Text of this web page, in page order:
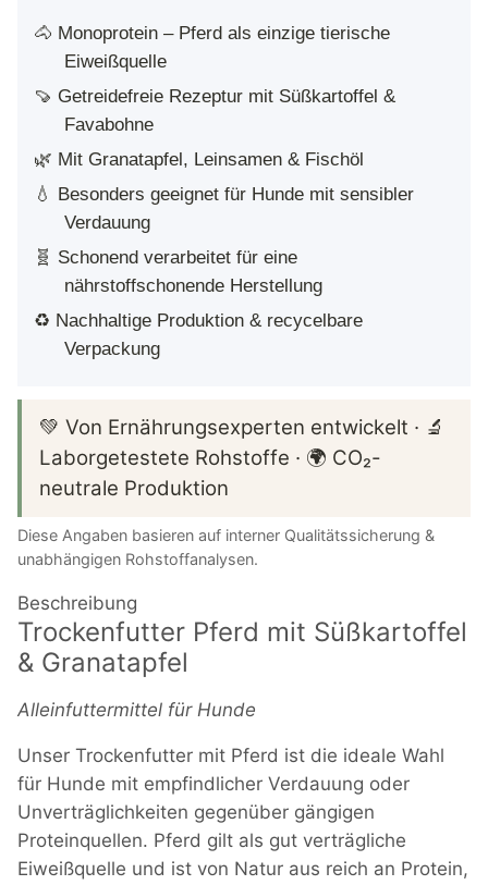
🐴 Monoprotein – Pferd als einzige tierische
Eiweißquelle
🍠 Getreidefreie Rezeptur mit Süßkartoffel &
Favabohne
🌿 Mit Granatapfel, Leinsamen & Fischöl
💧 Besonders geeignet für Hunde mit sensibler
Verdauung
🧬 Schonend verarbeitet für eine
nährstoffschonende Herstellung
♻️ Nachhaltige Produktion & recycelbare
Verpackung
💚 Von Ernährungsexperten entwickelt · 🔬
Laborgetestete Rohstoffe · 🌍 CO₂-
neutrale Produktion
Diese Angaben basieren auf interner Qualitätssicherung &
unabhängigen Rohstoffanalysen.
Beschreibung
Trockenfutter Pferd mit Süßkartoffel
& Granatapfel
Alleinfuttermittel für Hunde
Unser Trockenfutter mit Pferd ist die ideale Wahl
für Hunde mit empfindlicher Verdauung oder
Unverträglichkeiten gegenüber gängigen
Proteinquellen. Pferd gilt als gut verträgliche
Eiweißquelle und ist von Natur aus reich an Protein,